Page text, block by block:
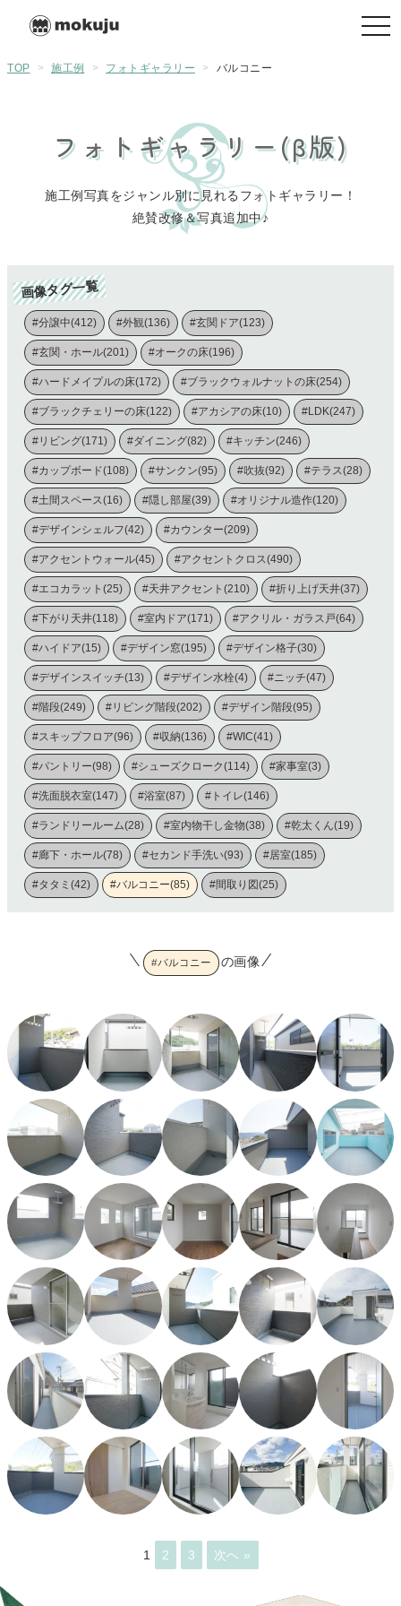
TOP > 施工例 > フォトギャラリー > バルコニー
フォトギャラリー(β版)
施工例写真をジャンル別に見れるフォトギャラリー！
絶賛改修＆写真追加中♪
画像タグ一覧
#分譲中(412) #外観(136) #玄関ドア(123)
#玄関・ホール(201) #オークの床(196)
#ハードメイプルの床(172) #ブラックウォルナットの床(254)
#ブラックチェリーの床(122) #アカシアの床(10) #LDK(247)
#リビング(171) #ダイニング(82) #キッチン(246)
#カップボード(108) #サンクン(95) #吹抜(92) #テラス(28)
#土間スペース(16) #隠し部屋(39) #オリジナル造作(120)
#デザインシェルフ(42) #カウンター(209)
#アクセントウォール(45) #アクセントクロス(490)
#エコカラット(25) #天井アクセント(210) #折り上げ天井(37)
#下がり天井(118) #室内ドア(171) #アクリル・ガラス戸(64)
#ハイドア(15) #デザイン窓(195) #デザイン格子(30)
#デザインスイッチ(13) #デザイン水栓(4) #ニッチ(47)
#階段(249) #リビング階段(202) #デザイン階段(95)
#スキップフロア(96) #収納(136) #WIC(41)
#パントリー(98) #シューズクローク(114) #家事室(3)
#洗面脱衣室(147) #浴室(87) #トイレ(146)
#ランドリールーム(28) #室内物干し金物(38) #乾太くん(19)
#廊下・ホール(78) #セカンド手洗い(93) #居室(185)
#タタミ(42) #バルコニー(85) #間取り図(25)
#バルコニー の画像
1 2 3 次へ »